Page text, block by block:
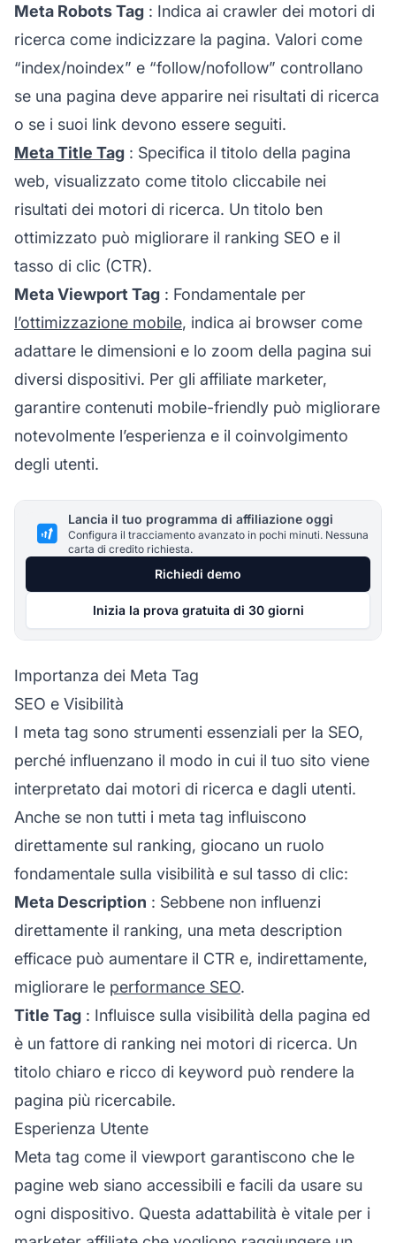
Meta Robots Tag : Indica ai crawler dei motori di
ricerca come indicizzare la pagina. Valori come
“index/noindex” e “follow/nofollow” controllano
se una pagina deve apparire nei risultati di ricerca
o se i suoi link devono essere seguiti.
Meta Title Tag : Specifica il titolo della pagina
web, visualizzato come titolo cliccabile nei
risultati dei motori di ricerca. Un titolo ben
ottimizzato può migliorare il ranking SEO e il
tasso di clic (CTR).
Meta Viewport Tag : Fondamentale per
l’ottimizzazione mobile, indica ai browser come
adattare le dimensioni e lo zoom della pagina sui
diversi dispositivi. Per gli affiliate marketer,
garantire contenuti mobile-friendly può migliorare
notevolmente l’esperienza e il coinvolgimento
degli utenti.
Lancia il tuo programma di affiliazione oggi
Configura il tracciamento avanzato in pochi minuti. Nessuna
carta di credito richiesta.
Richiedi demo
Inizia la prova gratuita di 30 giorni
Importanza dei Meta Tag
SEO e Visibilità
I meta tag sono strumenti essenziali per la SEO,
perché influenzano il modo in cui il tuo sito viene
interpretato dai motori di ricerca e dagli utenti.
Anche se non tutti i meta tag influiscono
direttamente sul ranking, giocano un ruolo
fondamentale sulla visibilità e sul tasso di clic:
Meta Description : Sebbene non influenzi
direttamente il ranking, una meta description
efficace può aumentare il CTR e, indirettamente,
migliorare le performance SEO.
Title Tag : Influisce sulla visibilità della pagina ed
è un fattore di ranking nei motori di ricerca. Un
titolo chiaro e ricco di keyword può rendere la
pagina più ricercabile.
Esperienza Utente
Meta tag come il viewport garantiscono che le
pagine web siano accessibili e facili da usare su
ogni dispositivo. Questa adattabilità è vitale per i